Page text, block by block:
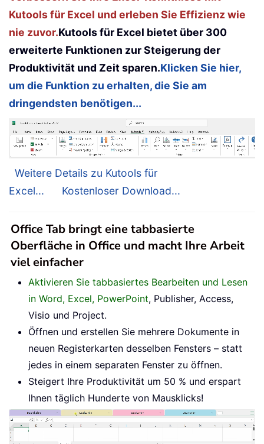
Kutools für Excel und erleben Sie Effizienz wie
nie zuvor.Kutools für Excel bietet über 300
erweiterte Funktionen zur Steigerung der
Produktivität und Zeit sparen.Klicken Sie hier,
um die Funktion zu erhalten, die Sie am
dringendsten benötigen...
Weitere Details zu Kutools für
Excel...
Kostenloser Download...
Office Tab bringt eine tabbasierte
Oberfläche in Office und macht Ihre Arbeit
viel einfacher
Aktivieren Sie tabbasiertes Bearbeiten und Lesen
in Word, Excel, PowerPoint, Publisher, Access,
Visio und Project.
Öffnen und erstellen Sie mehrere Dokumente in
neuen Registerkarten desselben Fensters – statt
jedes in einem separaten Fenster zu öffnen.
Steigert Ihre Produktivität um 50 % und erspart
Ihnen täglich Hunderte von Mausklicks!